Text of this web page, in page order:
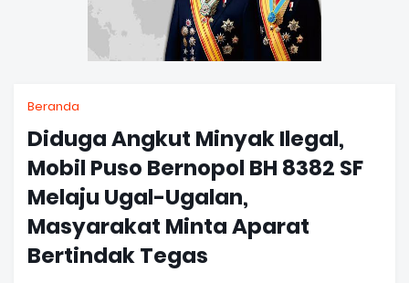
Beranda
Diduga Angkut Minyak Ilegal,
Mobil Puso Bernopol BH 8382 SF
Melaju Ugal-Ugalan,
Masyarakat Minta Aparat
Bertindak Tegas